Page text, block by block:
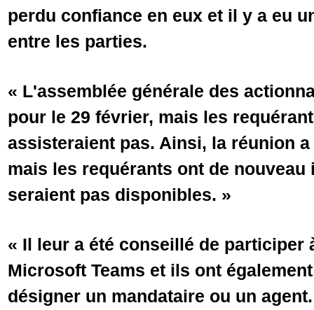
perdu confiance en eux et il y a eu
entre les parties.
« L'assemblée générale des
pour le 29 février, mais les
assisteraient pas. Ainsi, la réunion
mais les requérants ont de
seraient pas disponibles. »
« Il leur a été conseillé de participer
Microsoft Teams et ils ont
désigner un mandataire ou un